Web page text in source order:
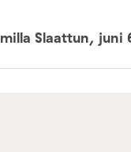
Slaattun, juni